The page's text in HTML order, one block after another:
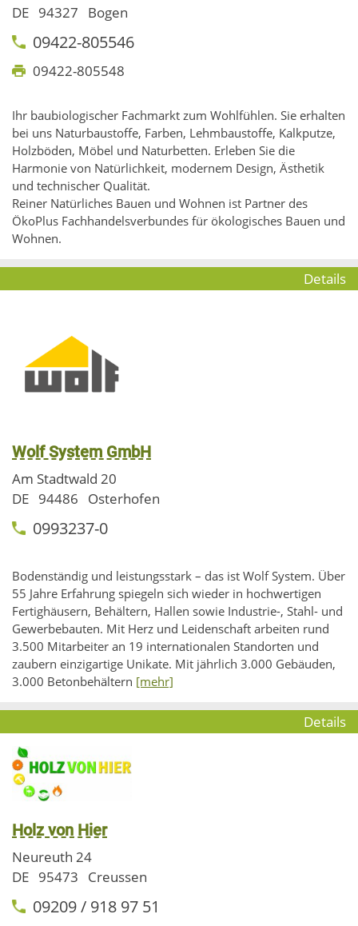
DE 94327 Bogen
09422-805546
09422-805548
Ihr baubiologischer Fachmarkt zum Wohlfühlen. Sie erhalten
bei uns Naturbaustoffe, Farben, Lehmbaustoffe, Kalkputze,
Holzböden, Möbel und Naturbetten. Erleben Sie die
Harmonie von Natürlichkeit, modernem Design, Ästhetik
und technischer Qualität.
Reiner Natürliches Bauen und Wohnen ist Partner des
ÖkoPlus Fachhandelsverbundes für ökologisches Bauen und
Wohnen.
Details
Wolf System GmbH
Am Stadtwald 20
DE 94486 Osterhofen
0993237-0
Bodenständig und leistungsstark – das ist Wolf System. Über
55 Jahre Erfahrung spiegeln sich wieder in hochwertigen
Fertighäusern, Behältern, Hallen sowie Industrie-, Stahl- und
Gewerbebauten. Mit Herz und Leidenschaft arbeiten rund
3.500 Mitarbeiter an 19 internationalen Standorten und
zaubern einzigartige Unikate. Mit jährlich 3.000 Gebäuden,
3.000 Betonbehältern [mehr]
Details
Holz von Hier
Neureuth 24
DE 95473 Creussen
09209 / 918 97 51